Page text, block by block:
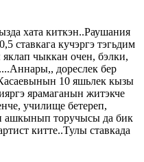
хата киткэн..Раушания
ставкага кучэргэ тэгьдим
чыккан очен, бэлки,
дореслек бер
10 яшьлек кызы
ярамаганын житэкче
училище бетереп,
ашкынып торучысы да бик
китте..Тулы ставкада